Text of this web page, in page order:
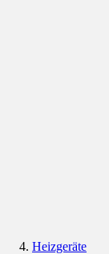
Heizgeräte